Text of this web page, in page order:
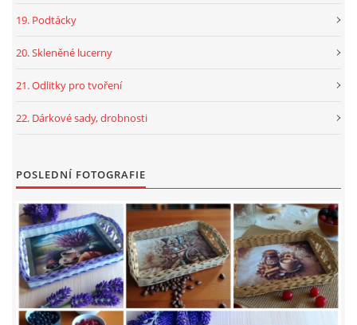
19. Podtácky
20. Skleněné lucerny
21. Odlitky pro tvoření
22. Dárkové sady, drobnosti
POSLEDNÍ FOTOGRAFIE